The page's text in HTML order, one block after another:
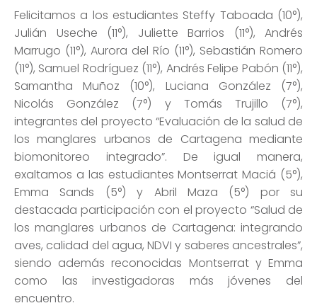
Felicitamos a los estudiantes Steffy Taboada (10°),
Julián Useche (11°), Juliette Barrios (11°), Andrés
Marrugo (11°), Aurora del Río (11°), Sebastián Romero
(11°), Samuel Rodríguez (11°), Andrés Felipe Pabón (11°),
Samantha Muñoz (10°), Luciana González (7°),
Nicolás González (7°) y Tomás Trujillo (7°),
integrantes del proyecto “Evaluación de la salud de
los manglares urbanos de Cartagena mediante
biomonitoreo integrado”. De igual manera,
exaltamos a las estudiantes Montserrat Maciá (5°),
Emma Sands (5°) y Abril Maza (5°) por su
destacada participación con el proyecto “Salud de
los manglares urbanos de Cartagena: integrando
aves, calidad del agua, NDVI y saberes ancestrales”,
siendo además reconocidas Montserrat y Emma
como las investigadoras más jóvenes del
encuentro.